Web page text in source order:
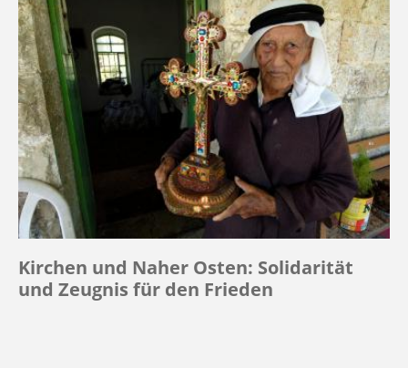
Kirchen und Naher Osten: Solidarität
und Zeugnis für den Frieden